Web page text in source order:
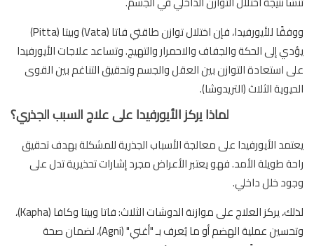
ووفقًا للأيورفيدا، فإن اختلال توازن طاقتي فاتا (Vata) وبيتا (Pitta)
يؤدي إلى الحكة والجفاف والاحمرار والتهيج. وتساعد علاجات الأيورفيدا
على استعادة التوازن بين العقل والجسم وتحقيق التناغم بين القوى
الحيوية الثلاث (التريدوشا).
لماذا يركز الأيورفيدا على علاج السبب الجذري؟
يعتمد الأيورفيدا على معالجة الأسباب الجذرية للمشكلة بهدف تحقيق
راحة طويلة الأمد. فهو يعتبر الأعراض مجرد إشارات تحذيرية تدل على
وجود خلل داخلي.
لذلك، يركز العلاج على موازنة الدوشات الثلاث: فاتا وبيتا وكافا (Kapha)،
وتحسين عملية الهضم أو ما يُعرف بـ "أغني" (Agni)، لضمان صحة